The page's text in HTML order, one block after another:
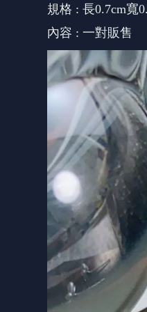
規格 : 長0.7cm寬
內容 : 一對販售